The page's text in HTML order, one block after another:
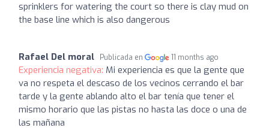
sprinklers for watering the court so there is clay mud on
the base line which is also dangerous
Rafael Del moral Publicada en 11 months ago
Experiencia negativa: Mi experiencia es que la gente que
va no respeta el descaso de los vecinos cerrando el bar
tarde y la gente ablando alto el bar tenía que tener el
mismo horario que las pistas no hasta las doce o una de
las mañana